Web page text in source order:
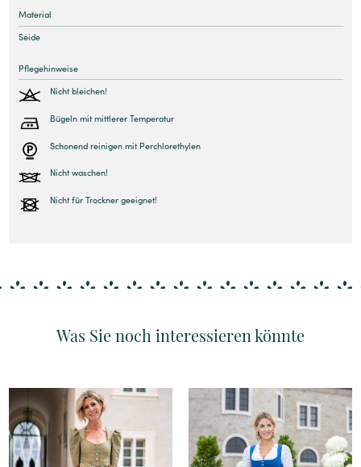
Material
Seide
Pflegehinweise
Nicht bleichen!
Bügeln mit mittlerer Temperatur
Schonend reinigen mit Perchlorethylen
Nicht waschen!
Nicht für Trockner geeignet!
Was Sie noch interessieren könnte